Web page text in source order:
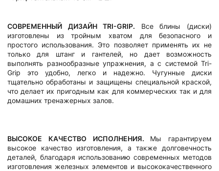
СОВРЕМЕННЫЙ ДИЗАЙН TRI-GRIP. Все блины (диски)
изготовлены из тройным хватом для безопасного и
простого использования. Это позволяет применять их не
только для штанг и гантелей, но дает возможность
выполнять разнообразные упражнения, а с системой Tri-
Grip это удобно, легко и надежно. Чугунные диски
тщательно обработаны и защищены специальной краской,
что делает их пригодным как для коммерческих так и для
домашних тренажерных залов.
ВЫСОКОЕ КАЧЕСТВО ИСПОЛНЕНИЯ. Мы гарантируем
высокое качество изготовления, а также долговечность
деталей, благодаря использованию современных методов
изготовления железных элементов и высококачественного